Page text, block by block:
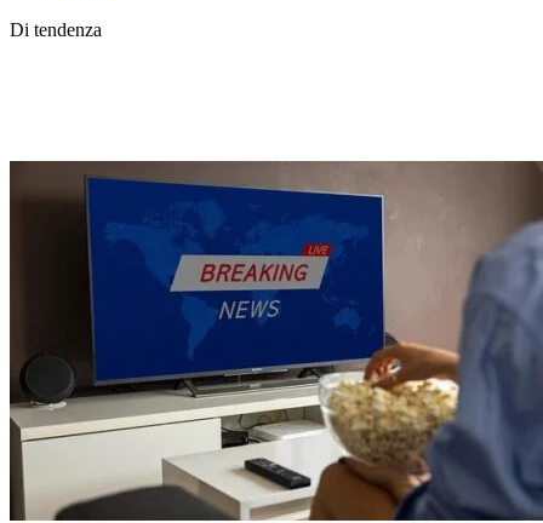
Di tendenza